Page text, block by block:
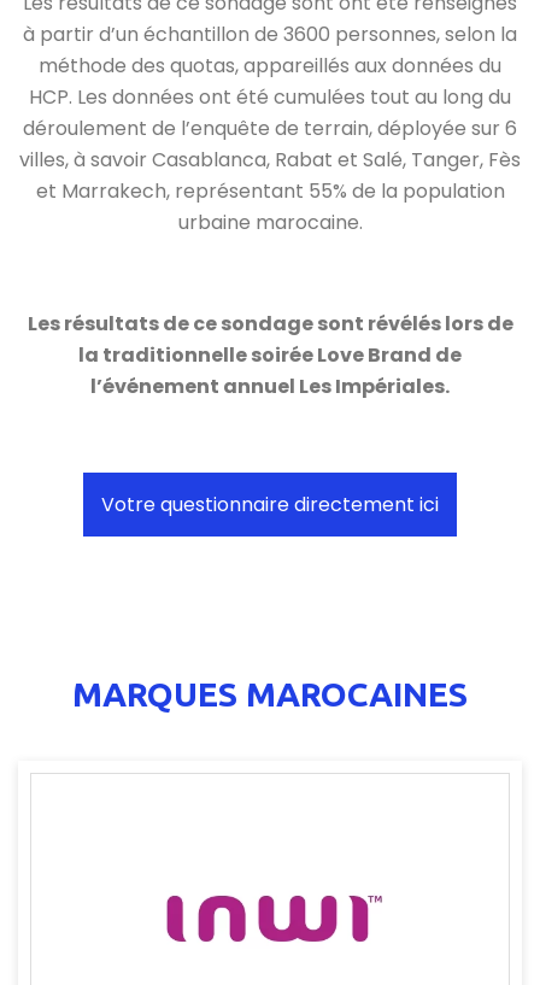
à partir d’un échantillon de 3600 personnes, selon la
méthode des quotas, appareillés aux données du
HCP. Les données ont été cumulées tout au long du
déroulement de l’enquête de terrain, déployée sur 6
villes, à savoir Casablanca, Rabat et Salé, Tanger, Fès
et Marrakech, représentant 55% de la population
urbaine marocaine.
Les résultats de ce sondage sont révélés lors de
la traditionnelle soirée Love Brand de
l’événement annuel Les Impériales.
Votre questionnaire directement ici
MARQUES MAROCAINES